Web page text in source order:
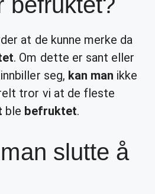
at de kunne merke da
. Om dette er sant eller
seg, kan man ikke
tror vi at de fleste
ble befruktet.
slutte å